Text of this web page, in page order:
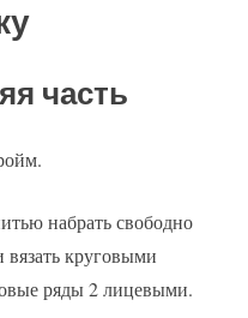
часть
набрать свободно
вязать круговыми
ряды 2 лицевыми.